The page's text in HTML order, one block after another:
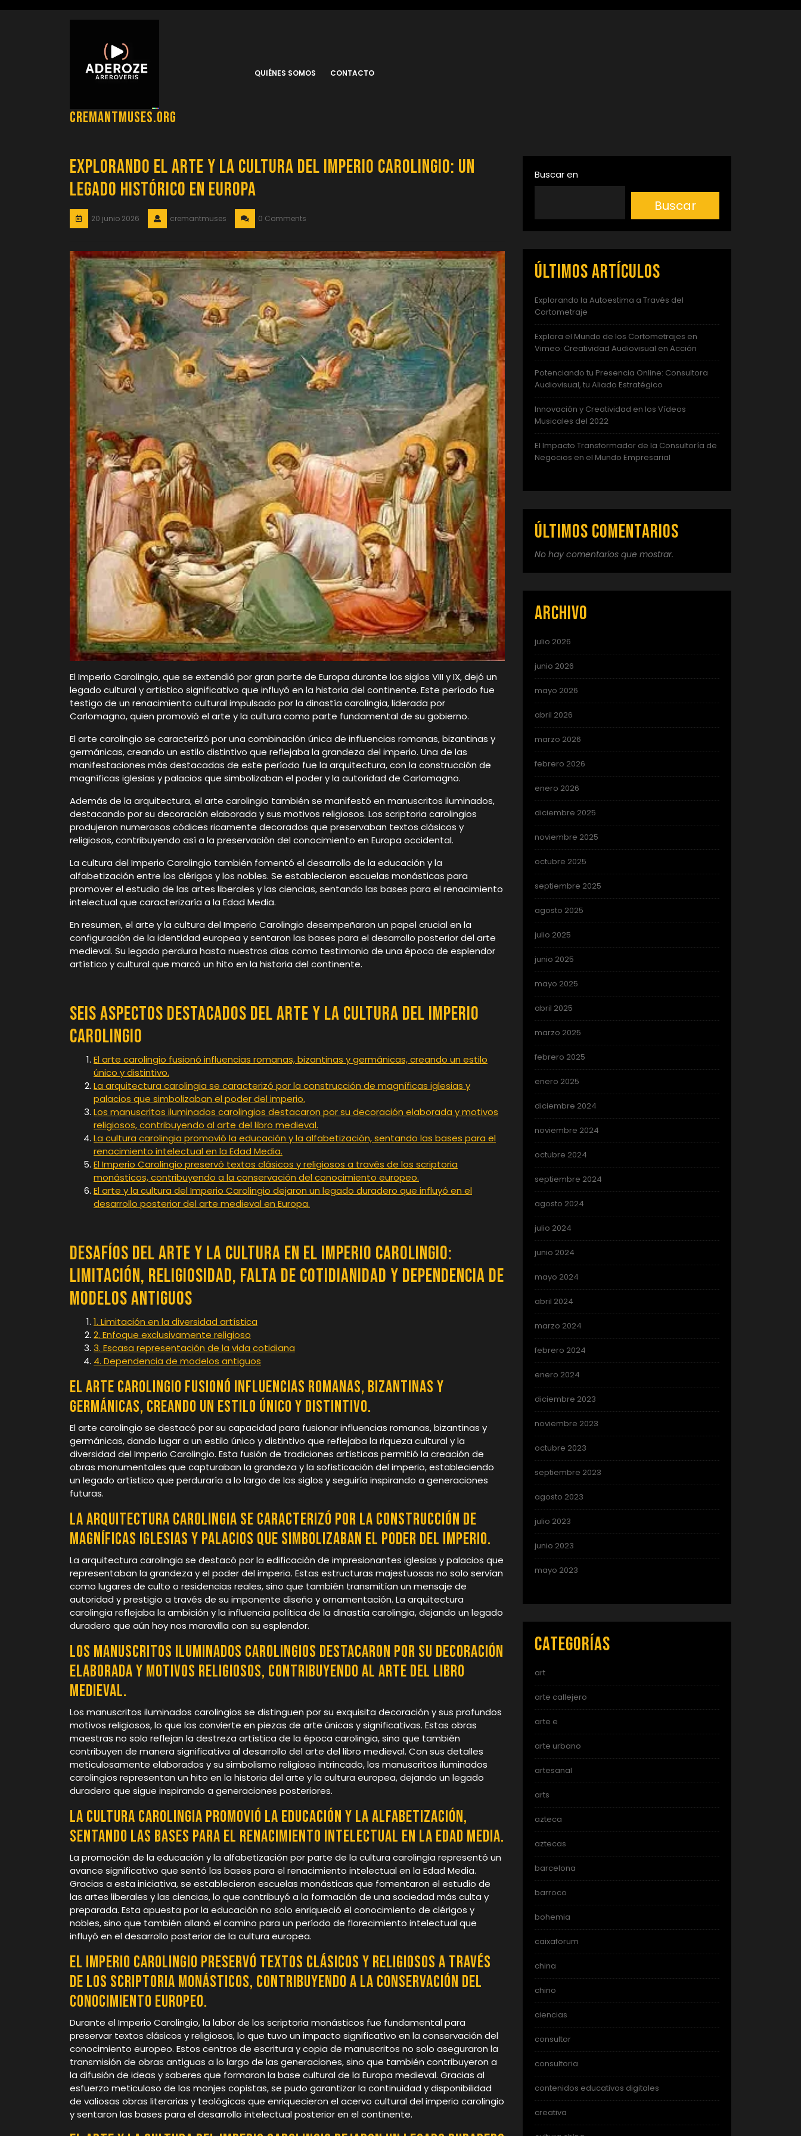
cremantmuses.org
QUIÉNES SOMOS CONTACTO
Explorando el Arte y la Cultura del Imperio Carolingio: Un
Legado Histórico en Europa
20 junio 2026 cremantmuses 0 Comments
El Imperio Carolingio, que se extendió por gran parte de Europa durante los siglos VIII y IX, dejó un
legado cultural y artístico significativo que influyó en la historia del continente. Este período fue
testigo de un renacimiento cultural impulsado por la dinastía carolingia, liderada por
Carlomagno, quien promovió el arte y la cultura como parte fundamental de su gobierno.
El arte carolingio se caracterizó por una combinación única de influencias romanas, bizantinas y
germánicas, creando un estilo distintivo que reflejaba la grandeza del imperio. Una de las
manifestaciones más destacadas de este período fue la arquitectura, con la construcción de
magníficas iglesias y palacios que simbolizaban el poder y la autoridad de Carlomagno.
Además de la arquitectura, el arte carolingio también se manifestó en manuscritos iluminados,
destacando por su decoración elaborada y sus motivos religiosos. Los scriptoria carolingios
produjeron numerosos códices ricamente decorados que preservaban textos clásicos y
religiosos, contribuyendo así a la preservación del conocimiento en Europa occidental.
La cultura del Imperio Carolingio también fomentó el desarrollo de la educación y la
alfabetización entre los clérigos y los nobles. Se establecieron escuelas monásticas para
promover el estudio de las artes liberales y las ciencias, sentando las bases para el renacimiento
intelectual que caracterizaría a la Edad Media.
En resumen, el arte y la cultura del Imperio Carolingio desempeñaron un papel crucial en la
configuración de la identidad europea y sentaron las bases para el desarrollo posterior del arte
medieval. Su legado perdura hasta nuestros días como testimonio de una época de esplendor
artístico y cultural que marcó un hito en la historia del continente.
Seis Aspectos Destacados del Arte y la Cultura del Imperio
Carolingio
El arte carolingio fusionó influencias romanas, bizantinas y germánicas, creando un estilo
único y distintivo.
La arquitectura carolingia se caracterizó por la construcción de magníficas iglesias y
palacios que simbolizaban el poder del imperio.
Los manuscritos iluminados carolingios destacaron por su decoración elaborada y motivos
religiosos, contribuyendo al arte del libro medieval.
La cultura carolingia promovió la educación y la alfabetización, sentando las bases para el
renacimiento intelectual en la Edad Media.
El Imperio Carolingio preservó textos clásicos y religiosos a través de los scriptoria
monásticos, contribuyendo a la conservación del conocimiento europeo.
El arte y la cultura del Imperio Carolingio dejaron un legado duradero que influyó en el
desarrollo posterior del arte medieval en Europa.
Desafíos del Arte y la Cultura en el Imperio Carolingio:
Limitación, Religiosidad, Falta de Cotidianidad y Dependencia de
Modelos Antiguos
1. Limitación en la diversidad artística
2. Enfoque exclusivamente religioso
3. Escasa representación de la vida cotidiana
4. Dependencia de modelos antiguos
El arte carolingio fusionó influencias romanas, bizantinas y
germánicas, creando un estilo único y distintivo.
El arte carolingio se destacó por su capacidad para fusionar influencias romanas, bizantinas y
germánicas, dando lugar a un estilo único y distintivo que reflejaba la riqueza cultural y la
diversidad del Imperio Carolingio. Esta fusión de tradiciones artísticas permitió la creación de
obras monumentales que capturaban la grandeza y la sofisticación del imperio, estableciendo
un legado artístico que perduraría a lo largo de los siglos y seguiría inspirando a generaciones
futuras.
La arquitectura carolingia se caracterizó por la construcción de
magníficas iglesias y palacios que simbolizaban el poder del imperio.
La arquitectura carolingia se destacó por la edificación de impresionantes iglesias y palacios que
representaban la grandeza y el poder del imperio. Estas estructuras majestuosas no solo servían
como lugares de culto o residencias reales, sino que también transmitían un mensaje de
autoridad y prestigio a través de su imponente diseño y ornamentación. La arquitectura
carolingia reflejaba la ambición y la influencia política de la dinastía carolingia, dejando un legado
duradero que aún hoy nos maravilla con su esplendor.
Los manuscritos iluminados carolingios destacaron por su decoración
elaborada y motivos religiosos, contribuyendo al arte del libro
medieval.
Los manuscritos iluminados carolingios se distinguen por su exquisita decoración y sus profundos
motivos religiosos, lo que los convierte en piezas de arte únicas y significativas. Estas obras
maestras no solo reflejan la destreza artística de la época carolingia, sino que también
contribuyen de manera significativa al desarrollo del arte del libro medieval. Con sus detalles
meticulosamente elaborados y su simbolismo religioso intrincado, los manuscritos iluminados
carolingios representan un hito en la historia del arte y la cultura europea, dejando un legado
duradero que sigue inspirando a generaciones posteriores.
La cultura carolingia promovió la educación y la alfabetización,
sentando las bases para el renacimiento intelectual en la Edad Media.
La promoción de la educación y la alfabetización por parte de la cultura carolingia representó un
avance significativo que sentó las bases para el renacimiento intelectual en la Edad Media.
Gracias a esta iniciativa, se establecieron escuelas monásticas que fomentaron el estudio de
las artes liberales y las ciencias, lo que contribuyó a la formación de una sociedad más culta y
preparada. Esta apuesta por la educación no solo enriqueció el conocimiento de clérigos y
nobles, sino que también allanó el camino para un período de florecimiento intelectual que
influyó en el desarrollo posterior de la cultura europea.
El Imperio Carolingio preservó textos clásicos y religiosos a través
de los scriptoria monásticos, contribuyendo a la conservación del
conocimiento europeo.
Durante el Imperio Carolingio, la labor de los scriptoria monásticos fue fundamental para
preservar textos clásicos y religiosos, lo que tuvo un impacto significativo en la conservación del
conocimiento europeo. Estos centros de escritura y copia de manuscritos no solo aseguraron la
transmisión de obras antiguas a lo largo de las generaciones, sino que también contribuyeron a
la difusión de ideas y saberes que formaron la base cultural de la Europa medieval. Gracias al
esfuerzo meticuloso de los monjes copistas, se pudo garantizar la continuidad y disponibilidad
de valiosas obras literarias y teológicas que enriquecieron el acervo cultural del imperio carolingio
y sentaron las bases para el desarrollo intelectual posterior en el continente.
Buscar en
Buscar
Últimos artículos
Explorando la Autoestima a Través del
Cortometraje
Explora el Mundo de los Cortometrajes en
Vimeo: Creatividad Audiovisual en Acción
Potenciando tu Presencia Online: Consultora
Audiovisual, tu Aliado Estratégico
Innovación y Creatividad en los Vídeos
Musicales del 2022
El Impacto Transformador de la Consultoría de
Negocios en el Mundo Empresarial
Últimos comentarios
No hay comentarios que mostrar.
Archivo
julio 2026
junio 2026
mayo 2026
abril 2026
marzo 2026
febrero 2026
enero 2026
diciembre 2025
noviembre 2025
octubre 2025
septiembre 2025
agosto 2025
julio 2025
junio 2025
mayo 2025
abril 2025
marzo 2025
febrero 2025
enero 2025
diciembre 2024
noviembre 2024
octubre 2024
septiembre 2024
agosto 2024
julio 2024
junio 2024
mayo 2024
abril 2024
marzo 2024
febrero 2024
enero 2024
diciembre 2023
noviembre 2023
octubre 2023
septiembre 2023
agosto 2023
julio 2023
junio 2023
mayo 2023
Categorías
art
arte callejero
arte e
arte urbano
artesanal
arts
azteca
aztecas
barcelona
barroco
bohemia
caixaforum
china
chino
ciencias
consultor
consultoria
contenidos educativos digitales
creativa